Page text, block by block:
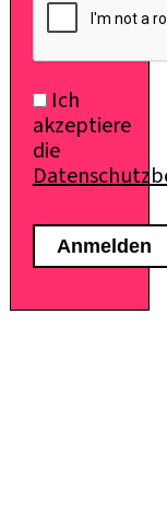
Ich
akzeptiere
die